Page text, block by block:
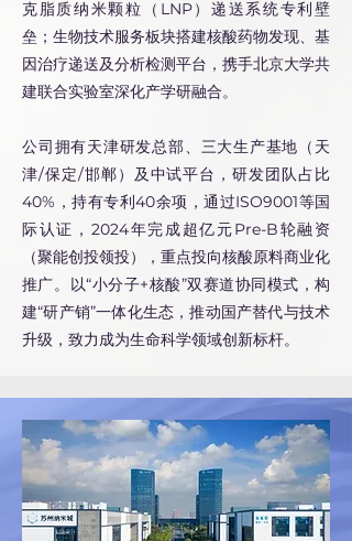
克脂质纳米颗粒（LNP）递送系统专利壁
垒；生物技术服务板块搭建核酸药物发现、基
因治疗递送及分析检测平台，携手北京大学共
建联合实验室深化产学研融合。
公司拥有天津研发总部、三大生产基地（天
津/保定/邯郸）及中试平台，研发团队占比
40%，持有专利40余项，通过ISO9001等国
际认证，2024年完成超亿元Pre-B轮融资
（聚能创投领投），重点投向核酸原料商业化
推广。 以“小分子+核酸”双赛道协同模式，构
建“研产销”一体化生态，推动国产替代与技术
升级，致力成为生命科学领域创新标杆。